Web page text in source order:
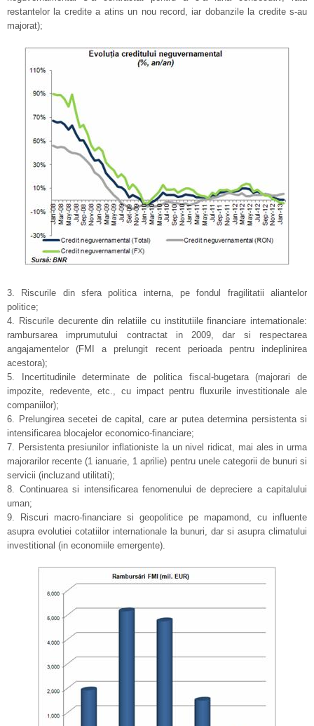
restantelor la credite a atins un nou record, iar dobanzile la credite s-au
majorat);
3. Riscurile din sfera politica interna, pe fondul fragilitatii aliantelor
politice;
4. Riscurile decurente din relatiile cu institutiile financiare internationale:
rambursarea imprumutului contractat in 2009, dar si respectarea
angajamentelor (FMI a prelungit recent perioada pentru indeplinirea
acestora);
5. Incertitudinile determinate de politica fiscal-bugetara (majorari de
impozite, redevente, etc., cu impact pentru fluxurile investitionale ale
companiilor);
6. Prelungirea secetei de capital, care ar putea determina persistenta si
intensificarea blocajelor economico-financiare;
7. Persistenta presiunilor inflationiste la un nivel ridicat, mai ales in urma
majorarilor recente (1 ianuarie, 1 aprilie) pentru unele categorii de bunuri si
servicii (incluzand utilitati);
8. Continuarea si intensificarea fenomenului de depreciere a capitalului
uman;
9. Riscuri macro-financiare si geopolitice pe mapamond, cu influente
asupra evolutiei cotatiilor internationale la bunuri, dar si asupra climatului
investitional (in economiile emergente).